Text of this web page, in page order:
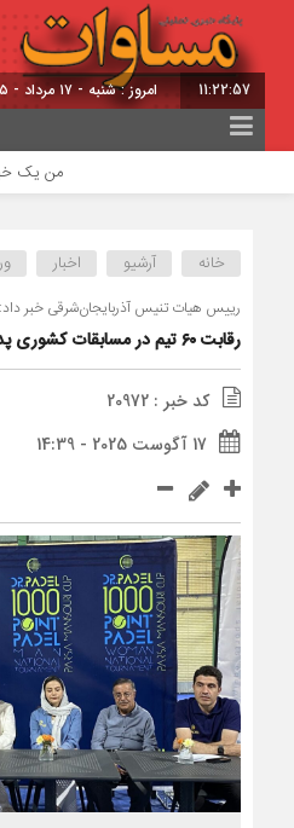
11:22:58 امروز : شنبه - ۱۷ مرداد - ۱۴۰۵
من یک
خانه آرشیو اخبار
رییس هیات تنیس آذربایجان‌شرقی خبر داد:
رقابت ۶۰ تیم در مسابقات کشوری پدل در تبریز
کد خبر : 20972
17 آگوست 2025 - 14:39